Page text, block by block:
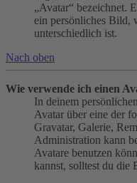
„Avatar“ bezeichnet.
ein persönliches Bild,
unterschiedlich ist.
Nach oben
Wie verwende ich einen
In deinem
Avatar über eine der
Gravatar, Galerie,
Administration kann
Avatare benutzen
kannst, solltest du die